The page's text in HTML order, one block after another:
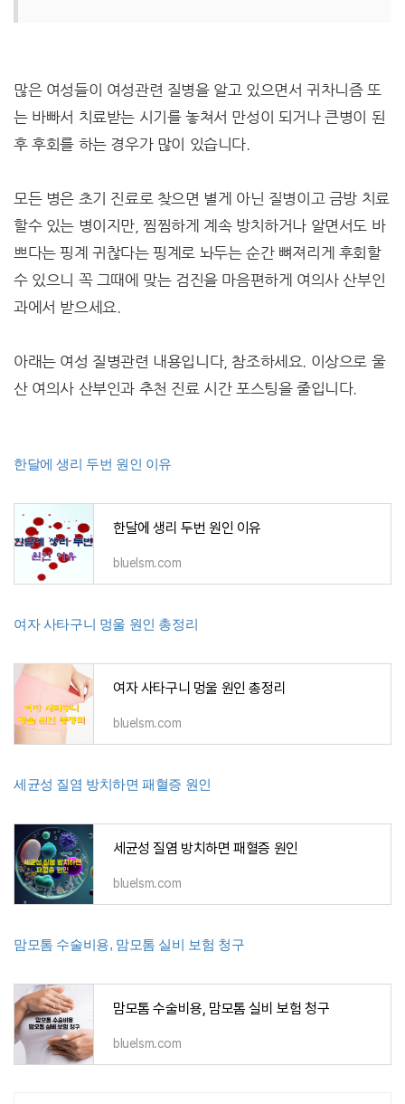
많은 여성들이 여성관련 질병을 알고 있으면서 귀차니즘 또
는 바빠서 치료받는 시기를 놓쳐서 만성이 되거나 큰병이 된
후 후회를 하는 경우가 많이 있습니다.
모든 병은 초기 진료로 찾으면 별게 아닌 질병이고 금방 치료
할수 있는 병이지만, 찜찜하게 계속 방치하거나 알면서도 바
쁘다는 핑계 귀찮다는 핑계로 놔두는 순간 뼈져리게 후회할
수 있으니 꼭 그때에 맞는 검진을 마음편하게 여의사 산부인
과에서 받으세요.
아래는 여성 질병관련 내용입니다, 참조하세요. 이상으로 울
산 여의사 산부인과 추천 진료 시간 포스팅을 줄입니다.
한달에 생리 두번 원인 이유
한달에 생리 두번 원인 이유
bluelsm.com
여자 사타구니 멍울 원인 총정리
여자 사타구니 멍울 원인 총정리
bluelsm.com
세균성 질염 방치하면 패혈증 원인
세균성 질염 방치하면 패혈증 원인
bluelsm.com
맘모톰 수술비용, 맘모톰 실비 보험 청구
맘모톰 수술비용, 맘모톰 실비 보험 청구
bluelsm.com